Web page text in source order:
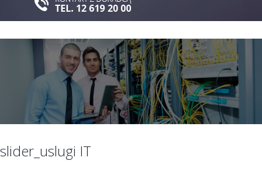
slider_uslugi IT